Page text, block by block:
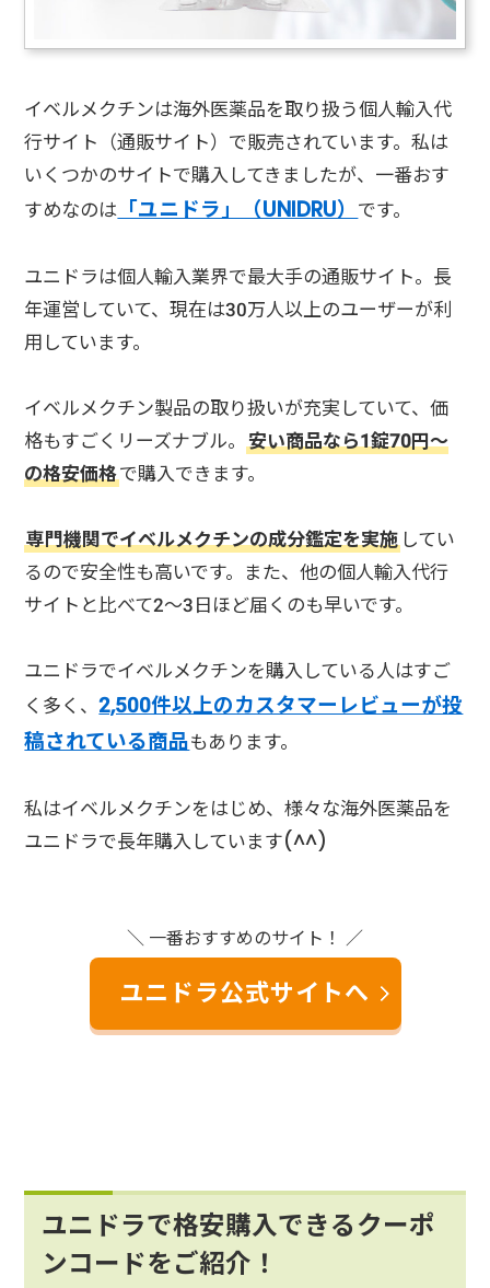
イベルメクチンは海外医薬品を取り扱う個人輸入代
行サイト（通販サイト）で販売されています。私は
いくつかのサイトで購入してきましたが、一番おす
すめなのは 「ユニドラ」（UNIDRU） です。
ユニドラは個人輸入業界で最大手の通販サイト。長
年運営していて、現在は30万人以上のユーザーが利
用しています。
イベルメクチン製品の取り扱いが充実していて、価
格もすごくリーズナブル。安い商品なら1錠70円～
の格安価格で購入できます。
専門機関でイベルメクチンの成分鑑定を実施 してい
るので安全性も高いです。また、他の個人輸入代行
サイトと比べて2～3日ほど届くのも早いです。
ユニドラでイベルメクチンを購入している人はすご
く多く、2,500件以上のカスタマーレビューが投
稿されている商品もあります。
私はイベルメクチンをはじめ、様々な海外医薬品を
ユニドラで長年購入しています(^^)
＼ 一番おすすめのサイト！ ／
ユニドラ公式サイトへ
ユニドラで格安購入できるクーポ
ンコードをご紹介！